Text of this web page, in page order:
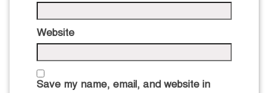
Website
Save my name, email, and website in